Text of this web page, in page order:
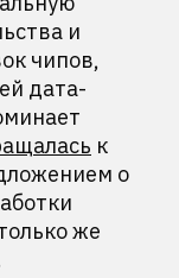
и
чипов,
дата-
к
о
же